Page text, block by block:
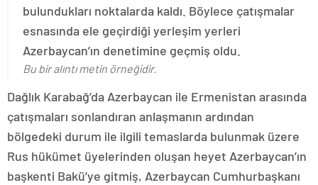
bulundukları noktalarda kaldı. Böylece çatışmalar
esnasında ele geçirdiği yerleşim yerleri
Azerbaycan’ın denetimine geçmiş oldu.
Bu bir alıntı metin örneğidir.
Dağlık Karabağ’da Azerbaycan ile Ermenistan arasında
çatışmaları sonlandıran anlaşmanın ardından
bölgedeki durum ile ilgili temaslarda bulunmak üzere
Rus hükümet üyelerinden oluşan heyet Azerbaycan’ın
başkenti Bakü’ye gitmiş, Azerbaycan Cumhurbaşkanı